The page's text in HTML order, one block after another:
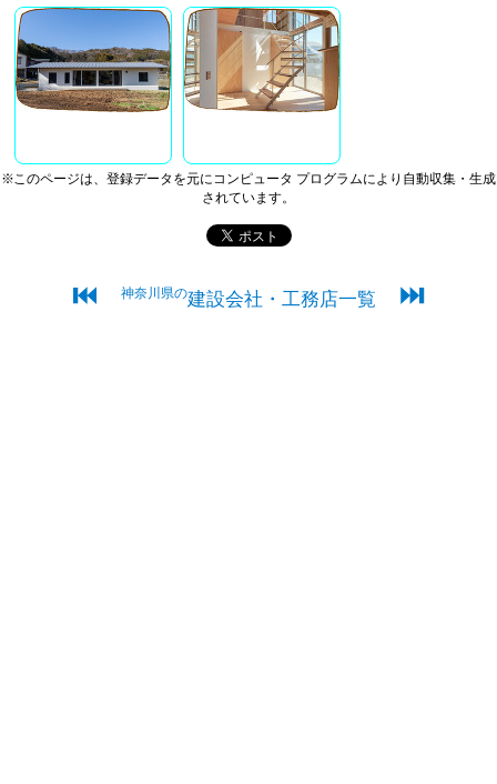
※このページは、登録データを元にコンピュータ プログラムにより自動収集・生成
されています。
⏮ 神奈川県の建設会社・工務店一覧 ⏭